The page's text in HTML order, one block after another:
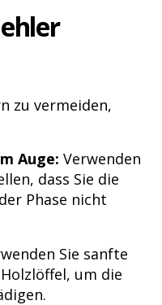
zu vermeiden,
Auge: Verwenden
dass Sie die
Phase nicht
Sie sanfte
um die